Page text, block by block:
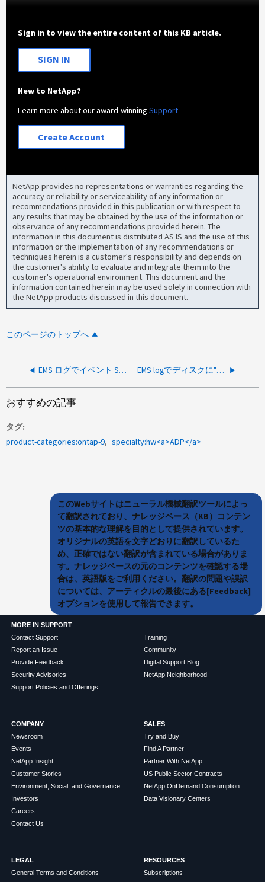
Sign in to view the entire content of this KB article.
SIGN IN
New to NetApp?
Learn more about our award-winningSupport
Create Account
NetApp provides no representations or warranties regarding the
accuracy or reliability or serviceability of any information or
recommendations provided in this publication or with respect to
any results that may be obtained by the use of the information or
observance of any recommendations provided herein. The
information in this document is distributed AS IS and the use of this
information or the implementation of any recommendations or
techniques herein is a customer's responsibility and depends on
the customer's ability to evaluate and integrate them into the
customer's operational environment. This document and the
information contained herein may be used solely in connection with
the NetApp products discussed in this document.
このページのトップへ
EMS ログでイベント SPMD ： spm.mgwd.process.exit が報告されます EMS logでディスクに"scsi cmd checkCondition"エラーが報告される
おすすめの記事
タグ
product-categories:ontap-9
specialty:hw<a>ADP</a>
このWebサイトはニューラル機械翻訳ツールによっ
て翻訳されており、ナレッジベース（KB）コンテン
ツの基本的な理解を目的として提供されています。
オリジナルの英語を文字どおりに翻訳しているた
め、正確ではない翻訳が含まれている場合がありま
す。ナレッジベースの元のコンテンツを確認する場
合は、英語版をご利用ください。翻訳の問題や誤訳
については、アーティクルの最後にある[Feedback]
オプションを使用して報告できます。
MORE IN SUPPORT
Contact Support
Report an Issue
Provide Feedback
Security Advisories
Support Policies and Offerings
Training
Community
Digital Support Blog
NetApp Neighborhood
COMPANY
Newsroom
Events
NetApp Insight
Customer Stories
Environment, Social, and Governance
Investors
Careers
Contact Us
SALES
Try and Buy
Find A Partner
Partner With NetApp
US Public Sector Contracts
NetApp OnDemand Consumption
Data Visionary Centers
LEGAL
General Terms and Conditions
RESOURCES
Subscriptions